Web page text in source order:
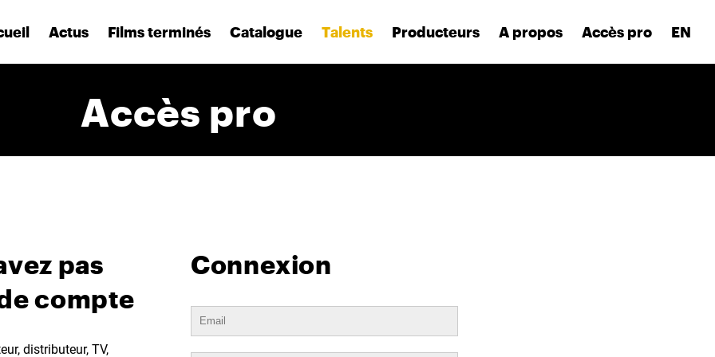
Actus Films terminés Catalogue Talents Producteurs A propos Accès pro EN
Accès pro
pas
compte
distributeur, TV,
Connexion